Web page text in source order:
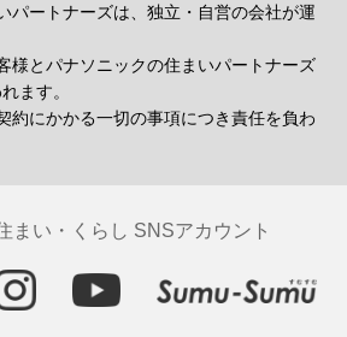
パートナーズは、独立・自営の会社が運
様とパナソニックの住まいパートナーズ
ます。
約にかかる一切の事項につき責任を負わ
まい・くらし SNSアカウント